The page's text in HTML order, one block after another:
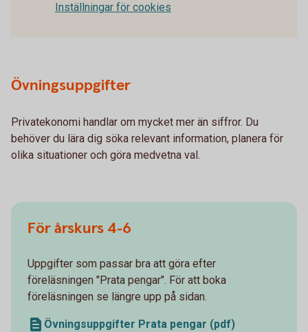
Inställningar för cookies
Övningsuppgifter
Privatekonomi handlar om mycket mer än siffror. Du
behöver du lära dig söka relevant information, planera för
olika situationer och göra medvetna val.
För årskurs 4-6
Uppgifter som passar bra att göra efter
föreläsningen "Prata pengar". För att boka
föreläsningen se längre upp på sidan.
Övningsuppgifter Prata pengar (pdf)